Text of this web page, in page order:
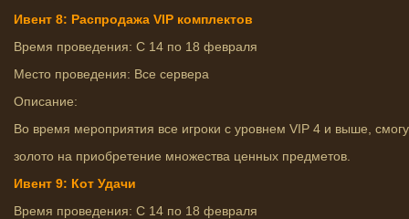
Ивент 8: Распродажа VIP комплектов
Время проведения: С 14 по 18 февраля
Место проведения: Все сервера
Описание:
Во время мероприятия все игроки с уровнем VIP 4 и выше,
золото на приобретение множества ценных предметов.
Ивент 9: Кот Удачи
Время проведения: С 14 по 18 февраля